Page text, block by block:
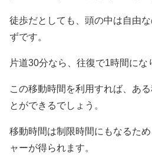
徒歩だとしても、頭の中は自由
ずです。
片道30分なら、往復で1時間にな
この移動時間を利用すれば、あ
とができるでしょう。
移動時間は制限時間にもなるた
ャーが得られます。